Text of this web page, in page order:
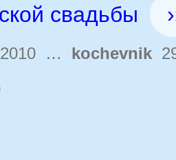
свадьбы
… kochevnik